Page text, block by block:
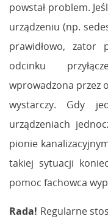
powstał problem.
urządzeniu (np.
prawidłowo, zator
odcinku
wprowadzona przez
wystarczy. Gdy
urządzeniach
pionie
takiej sytuacji
pomoc fachowca
Rada! Regularne